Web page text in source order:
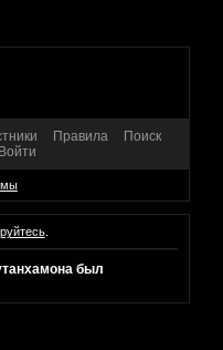
Правила
Поиск
Войти
.
был